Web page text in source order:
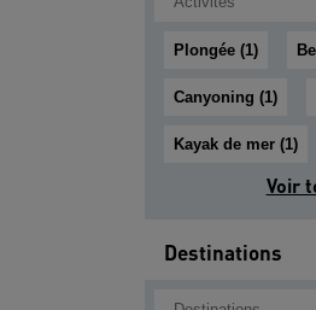
Plongée (1)
Canyoning (1)
Kayak de mer (1)
Voir
Destinations